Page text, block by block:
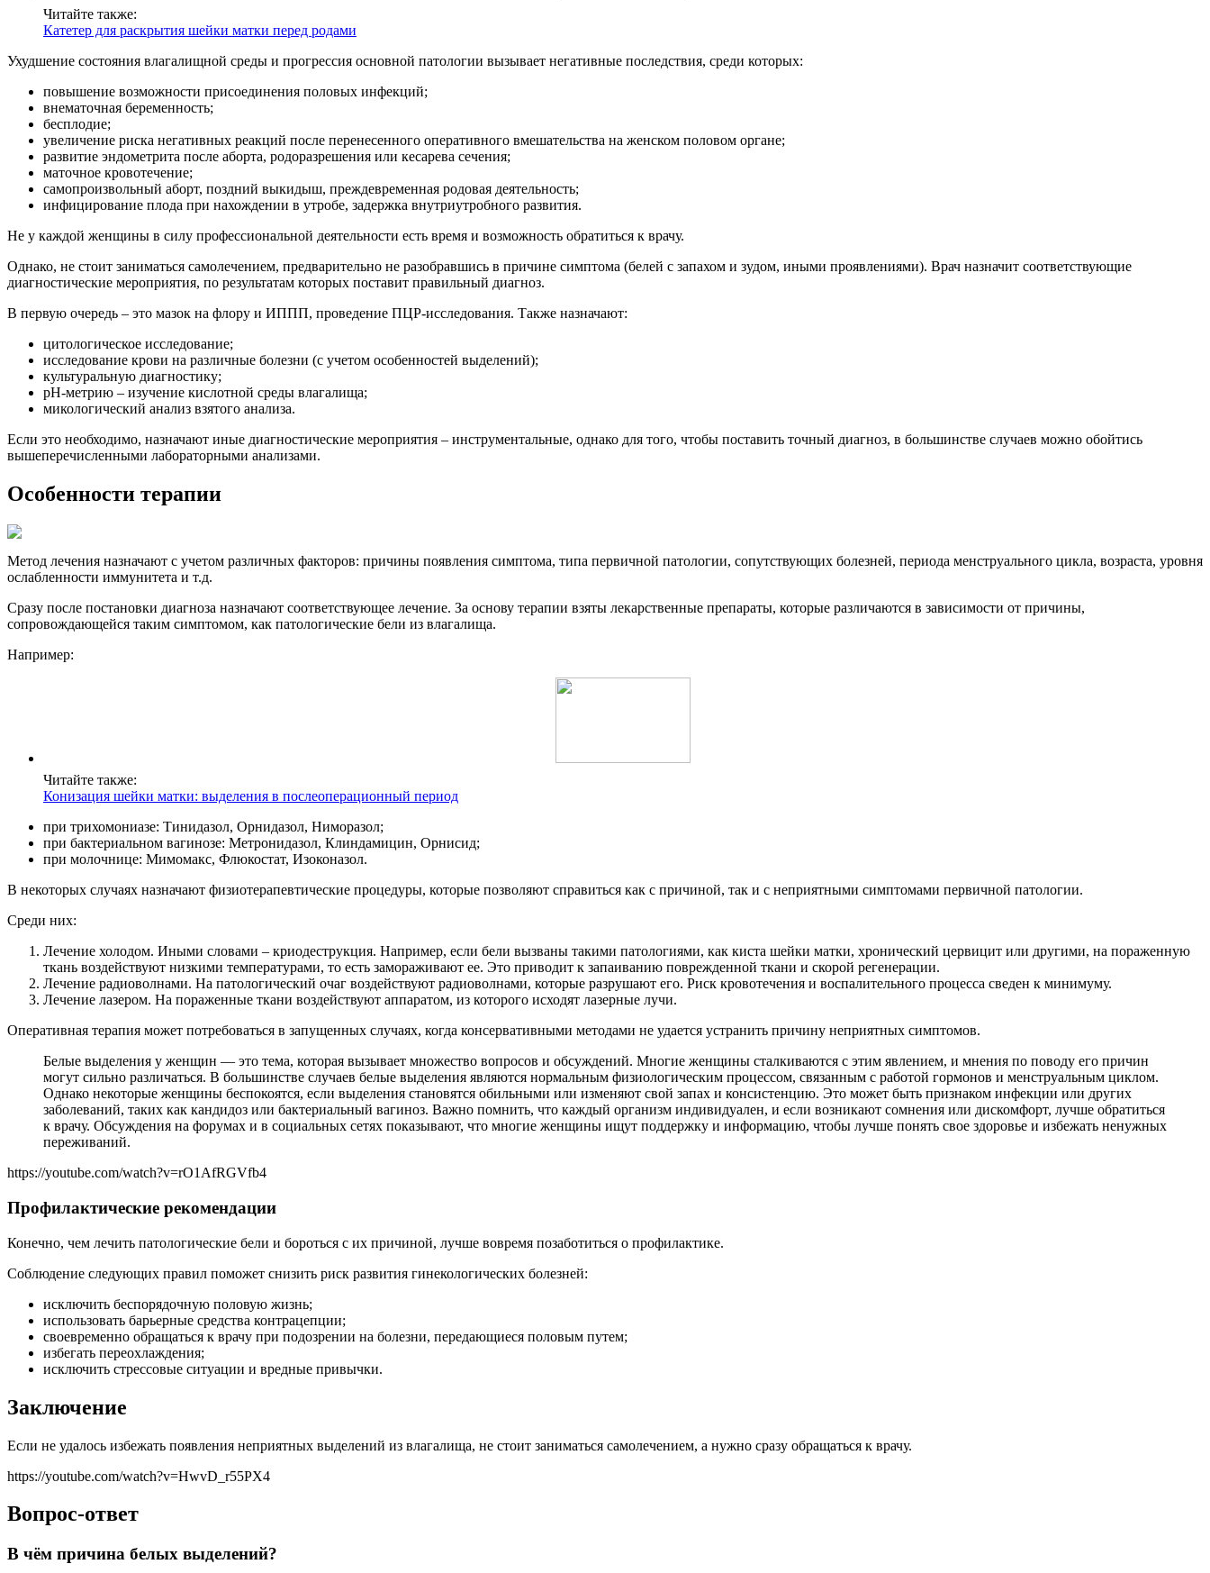
Читайте также:
Катетер для раскрытия шейки матки перед родами
Ухудшение состояния влагалищной среды и прогрессия основной патологии вызывает негативные последствия, среди которых:
повышение возможности присоединения половых инфекций;
внематочная беременность;
бесплодие;
увеличение риска негативных реакций после перенесенного оперативного вмешательства на женском половом органе;
развитие эндометрита после аборта, родоразрешения или кесарева сечения;
маточное кровотечение;
самопроизвольный аборт, поздний выкидыш, преждевременная родовая деятельность;
инфицирование плода при нахождении в утробе, задержка внутриутробного развития.
Не у каждой женщины в силу профессиональной деятельности есть время и возможность обратиться к врачу.
Однако, не стоит заниматься самолечением, предварительно не разобравшись в причине симптома (белей с запахом и зудом, иными проявлениями). Врач назначит соответствующие
диагностические мероприятия, по результатам которых поставит правильный диагноз.
В первую очередь – это мазок на флору и ИППП, проведение ПЦР-исследования. Также назначают:
цитологическое исследование;
исследование крови на различные болезни (с учетом особенностей выделений);
культуральную диагностику;
pH-метрию – изучение кислотной среды влагалища;
микологический анализ взятого анализа.
Если это необходимо, назначают иные диагностические мероприятия – инструментальные, однако для того, чтобы поставить точный диагноз, в большинстве случаев можно обойтись
вышеперечисленными лабораторными анализами.
Особенности терапии
Метод лечения назначают с учетом различных факторов: причины появления симптома, типа первичной патологии, сопутствующих болезней, периода менструального цикла, возраста, уровня
ослабленности иммунитета и т.д.
Сразу после постановки диагноза назначают соответствующее лечение. За основу терапии взяты лекарственные препараты, которые различаются в зависимости от причины,
сопровождающейся таким симптомом, как патологические бели из влагалища.
Например:
Читайте также:
Конизация шейки матки: выделения в послеоперационный период
при трихомониазе: Тинидазол, Орнидазол, Ниморазол;
при бактериальном вагинозе: Метронидазол, Клиндамицин, Орнисид;
при молочнице: Мимомакс, Флюкостат, Изоконазол.
В некоторых случаях назначают физиотерапевтические процедуры, которые позволяют справиться как с причиной, так и с неприятными симптомами первичной патологии.
Среди них:
Лечение холодом. Иными словами – криодеструкция. Например, если бели вызваны такими патологиями, как киста шейки матки, хронический цервицит или другими, на пораженную
ткань воздействуют низкими температурами, то есть замораживают ее. Это приводит к запаиванию поврежденной ткани и скорой регенерации.
Лечение радиоволнами. На патологический очаг воздействуют радиоволнами, которые разрушают его. Риск кровотечения и воспалительного процесса сведен к минимуму.
Лечение лазером. На пораженные ткани воздействуют аппаратом, из которого исходят лазерные лучи.
Оперативная терапия может потребоваться в запущенных случаях, когда консервативными методами не удается устранить причину неприятных симптомов.
Белые выделения у женщин — это тема, которая вызывает множество вопросов и обсуждений. Многие женщины сталкиваются с этим явлением, и мнения по поводу его причин
могут сильно различаться. В большинстве случаев белые выделения являются нормальным физиологическим процессом, связанным с работой гормонов и менструальным циклом.
Однако некоторые женщины беспокоятся, если выделения становятся обильными или изменяют свой запах и консистенцию. Это может быть признаком инфекции или других
заболеваний, таких как кандидоз или бактериальный вагиноз. Важно помнить, что каждый организм индивидуален, и если возникают сомнения или дискомфорт, лучше обратиться
к врачу. Обсуждения на форумах и в социальных сетях показывают, что многие женщины ищут поддержку и информацию, чтобы лучше понять свое здоровье и избежать ненужных
переживаний.
https://youtube.com/watch?v=rO1AfRGVfb4
Профилактические рекомендации
Конечно, чем лечить патологические бели и бороться с их причиной, лучше вовремя позаботиться о профилактике.
Соблюдение следующих правил поможет снизить риск развития гинекологических болезней:
исключить беспорядочную половую жизнь;
использовать барьерные средства контрацепции;
своевременно обращаться к врачу при подозрении на болезни, передающиеся половым путем;
избегать переохлаждения;
исключить стрессовые ситуации и вредные привычки.
Заключение
Если не удалось избежать появления неприятных выделений из влагалища, не стоит заниматься самолечением, а нужно сразу обращаться к врачу.
https://youtube.com/watch?v=HwvD_r55PX4
Вопрос-ответ
В чём причина белых выделений?